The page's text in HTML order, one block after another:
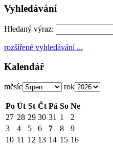
Vyhledávání
Hledaný výraz:
rozšířené vyhledávání ...
Kalendář
měsíc rok
Po Út St Čt Pá So Ne
27 28 29 30 31 1
2
3
4 5 6 7 8
9
10 11 12 13 14 15 16